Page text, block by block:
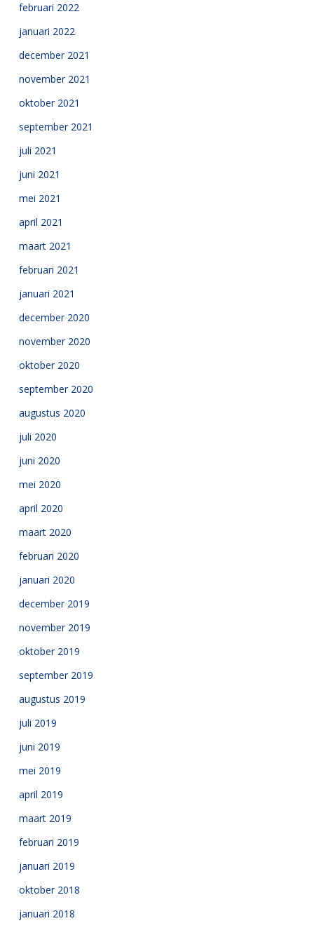
februari 2022
januari 2022
december 2021
november 2021
oktober 2021
september 2021
juli 2021
juni 2021
mei 2021
april 2021
maart 2021
februari 2021
januari 2021
december 2020
november 2020
oktober 2020
september 2020
augustus 2020
juli 2020
juni 2020
mei 2020
april 2020
maart 2020
februari 2020
januari 2020
december 2019
november 2019
oktober 2019
september 2019
augustus 2019
juli 2019
juni 2019
mei 2019
april 2019
maart 2019
februari 2019
januari 2019
oktober 2018
januari 2018